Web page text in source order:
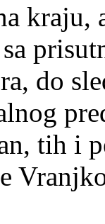
kraju,
do
tih i